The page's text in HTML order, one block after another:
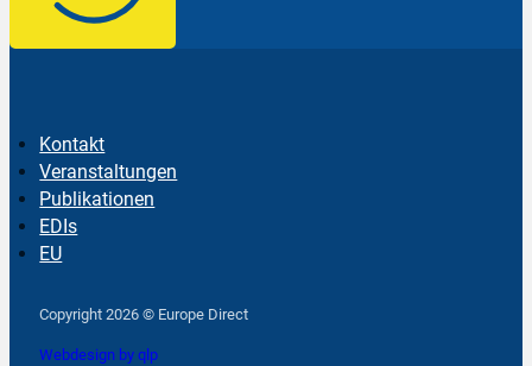
Kontakt
Veranstaltungen
Publikationen
EDIs
EU
Copyright 2026 © Europe Direct
Webdesign by qlp